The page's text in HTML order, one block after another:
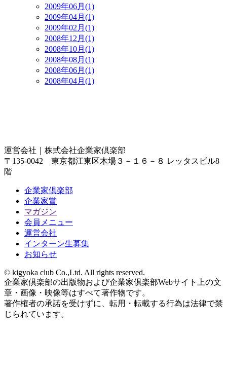
2009年06月(1)
2009年04月(1)
2009年02月(1)
2008年12月(1)
2008年10月(1)
2008年08月(1)
2008年06月(1)
2008年04月(1)
運営会社｜ 株式会社企業家倶楽部
〒135-0042 東京都江東区木場３－１６－８ レッタスビル8
階
企業家倶楽部
企業家賞
マガジン
会員メニュー
運営会社
インターン生募集
お知らせ
© kigyoka club Co.,Ltd. All rights reserved.
企業家倶楽部の出版物および企業家倶楽部Webサイト上の文
章・画像・映像等はすべて著作物です。
著作権者の承諾を受けずに、転用・転載する行為は法律で禁
じられています。